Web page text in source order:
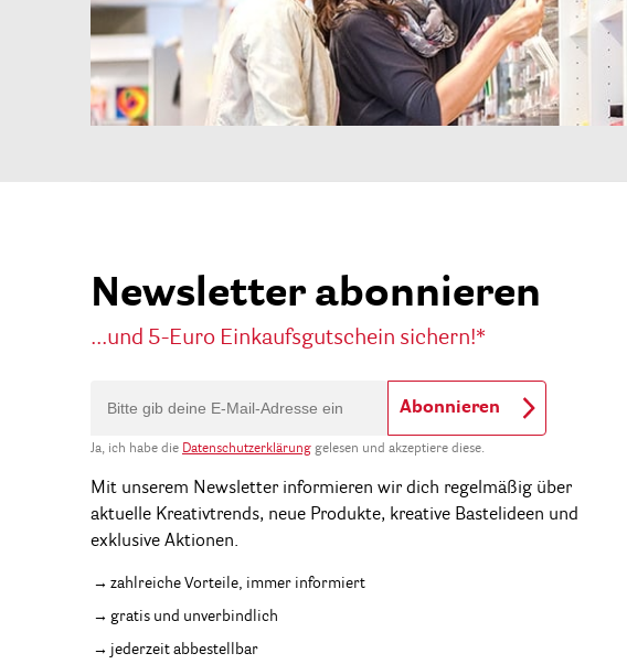
Newsletter abonnieren
...und 5-Euro Einkaufsgutschein sichern!*
Abonnieren
Ja, ich habe die Datenschutzerklärung gelesen und akzeptiere diese.
Mit unserem Newsletter informieren wir dich regelmäßig über
aktuelle Kreativtrends, neue Produkte, kreative Bastelideen und
exklusive Aktionen.
zahlreiche Vorteile, immer informiert
gratis und unverbindlich
jederzeit abbestellbar